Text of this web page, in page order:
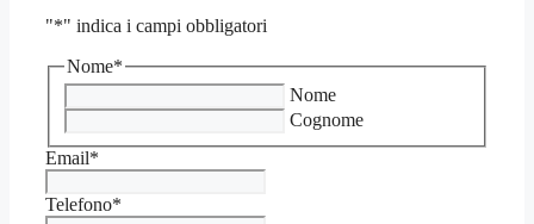
"*" indica i campi obbligatori
Nome*
Nome
Cognome
Email*
Telefono*